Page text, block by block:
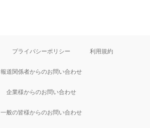
プライバシーポリシー 利用規約
報道関係者からのお問い合わせ
企業様からのお問い合わせ
一般の皆様からのお問い合わせ